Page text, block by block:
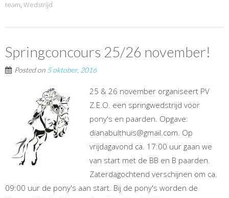
team, Wedstrijd
Springconcours 25/26 november!
Posted on 5 oktober, 2016
25 & 26 november organiseert PV
Z.E.O. een springwedstrijd voor
pony's en paarden. Opgave:
dianabulthuis@gmail.com. Op
vrijdagavond ca. 17:00 uur gaan we
van start met de BB en B paarden.
Zaterdagochtend verschijnen om ca.
09:00 uur de pony's aan start. Bij de pony's worden de